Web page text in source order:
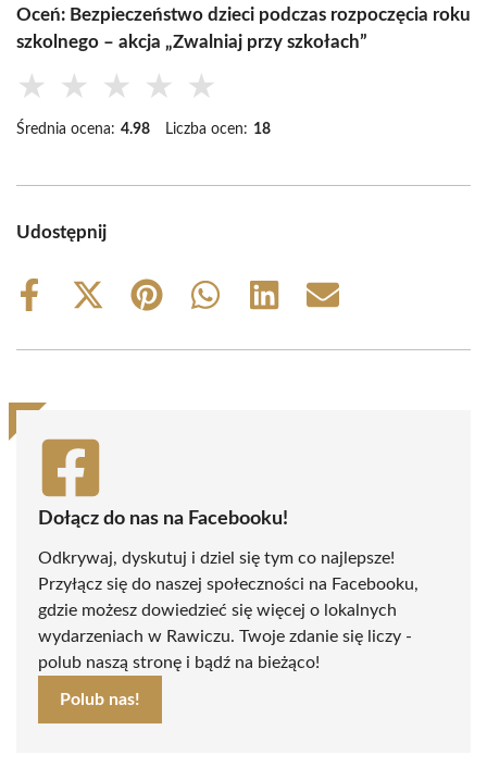
Oceń: Bezpieczeństwo dzieci podczas rozpoczęcia roku
szkolnego – akcja „Zwalniaj przy szkołach”
★ ★ ★ ★ ★
Średnia ocena: 4.98 Liczba ocen: 18
Udostępnij
Share
Share
(Twitter)
Share
Share
Share
Share
Dołącz do nas na Facebooku!
Odkrywaj, dyskutuj i dziel się tym co najlepsze!
Przyłącz się do naszej społeczności na Facebooku,
gdzie możesz dowiedzieć się więcej o lokalnych
wydarzeniach w Rawiczu. Twoje zdanie się liczy -
polub naszą stronę i bądź na bieżąco!
Polub nas!